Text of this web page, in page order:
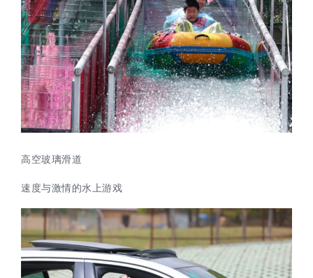
高空玻璃滑道
速度与激情的水上游戏